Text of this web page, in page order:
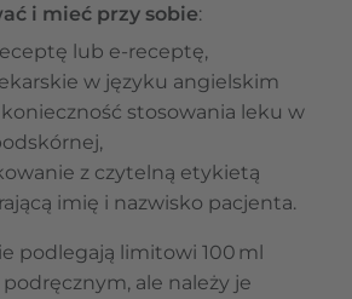
i mieć przy sobie:
lub e‑receptę,
w języku angielskim
stosowania leku w
z czytelną etykietą
imię i nazwisko pacjenta.
podlegają limitowi 100 ml
ale należy je